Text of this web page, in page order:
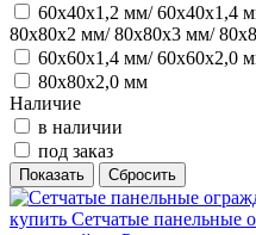
60х40х1,2 мм/ 60х40х1,4
80х80х2 мм/ 80х80х3 мм/
60х60х1,4 мм/ 60х60х2,0
80х80х2,0 мм
Наличие
в наличии
под заказ